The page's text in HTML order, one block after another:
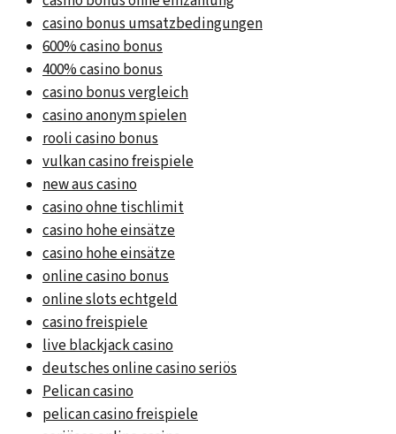
casino bonus umsatzbedingungen
600% casino bonus
400% casino bonus
casino bonus vergleich
casino anonym spielen
rooli casino bonus
vulkan casino freispiele
new aus casino
casino ohne tischlimit
casino hohe einsätze
casino hohe einsätze
online casino bonus
online slots echtgeld
casino freispiele
live blackjack casino
deutsches online casino seriös
Pelican casino
pelican casino freispiele